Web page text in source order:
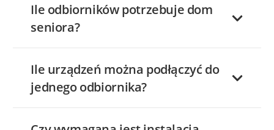
Ile odbiorników potrzebuje dom
seniora?
Ile urządzeń można podłączyć do
jednego odbiornika?